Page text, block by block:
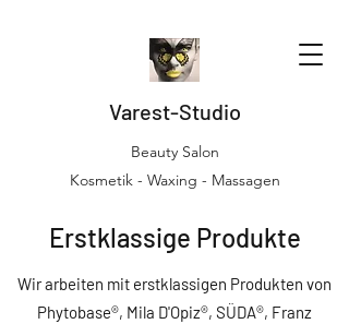
Varest-Studio
Beauty Salon
Kosmetik - Waxing - Massagen
Erstklassige Produkte
Wir arbeiten mit erstklassigen Produkten von
Phytobase®, Mila D'Opiz®, SÜDA®, Franz